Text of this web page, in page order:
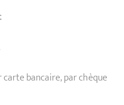
bancaire, par chèque